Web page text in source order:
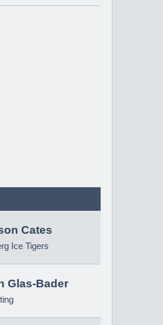
Cates
Ice Tigers
Glas-Bader